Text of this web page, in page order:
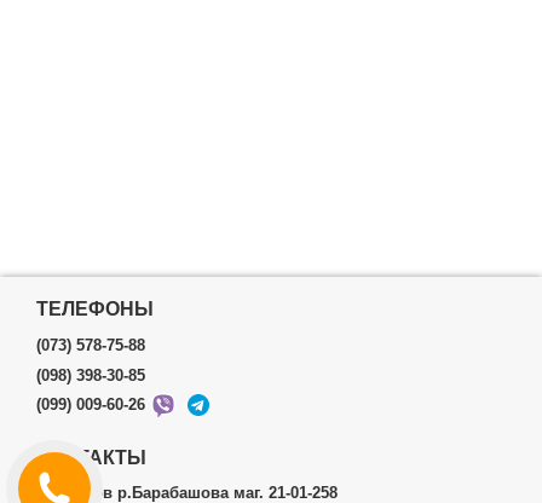
ТЕЛЕФОНЫ
(073) 578-75-88
(098) 398-30-85
(099) 009-60-26
КОНТАКТЫ
г.Харьков р.Барабашова маг. 21-01-258